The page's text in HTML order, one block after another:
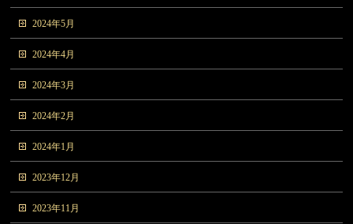
2024年5月
2024年4月
2024年3月
2024年2月
2024年1月
2023年12月
2023年11月